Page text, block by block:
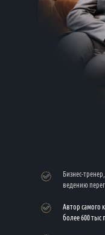
Бизнес-
ведению
Автор самого
более 600 тыс